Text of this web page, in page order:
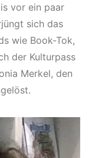
vor ein paar
sich das
wie Book-Tok,
der Kulturpass
Merkel, den